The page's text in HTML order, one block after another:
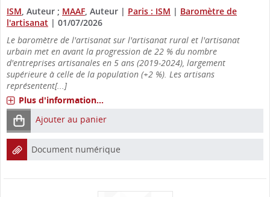
ISM , Auteur ; MAAF , Auteur | Paris : ISM | Baromètre de
l'artisanat | 01/07/2026
Le baromètre de l'artisanat sur l'artisanat rural et l'artisanat
urbain met en avant la progression de 22 % du nombre
d'entreprises artisanales en 5 ans (2019-2024), largement
supérieure à celle de la population (+2 %). Les artisans
représentent[...]
Plus d'information...
Ajouter au panier
Document numérique